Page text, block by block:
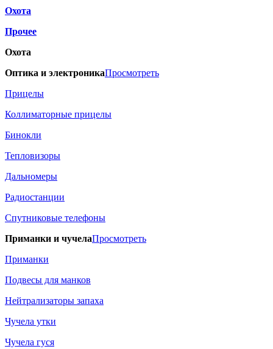
Охота
Прочее
Охота
Оптика и электроникаПросмотреть
Прицелы
Коллиматорные прицелы
Бинокли
Тепловизоры
Дальномеры
Радиостанции
Спутниковые телефоны
Приманки и чучелаПросмотреть
Приманки
Подвесы для манков
Нейтрализаторы запаха
Чучела утки
Чучела гуся